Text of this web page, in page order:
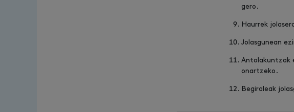
gero.
Haurrek
Jolasgunean
Antolakuntzak
onartzeko.
Begiraleak